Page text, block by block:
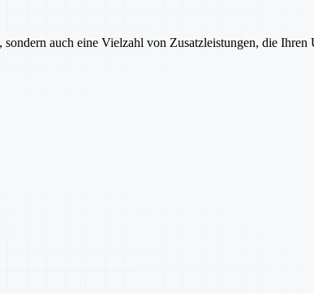
auch eine Vielzahl von Zusatzleistungen, die Ihren